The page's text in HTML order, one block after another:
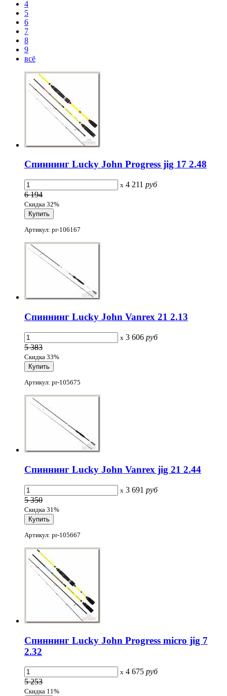
4
5
6
7
8
9
всё
Спиннинг Lucky John Progress jig 17 2.48
x 4 211 руб
6 194
Скидка 32%
Артикул: pr-106167
Спиннинг Lucky John Vanrex 21 2.13
x 3 606 руб
5 383
Скидка 33%
Артикул: pr-105675
Спиннинг Lucky John Vanrex jig 21 2.44
x 3 691 руб
5 350
Скидка 31%
Артикул: pr-105667
Спиннинг Lucky John Progress micro jig 7
2.32
x 4 675 руб
5 253
Скидка 11%